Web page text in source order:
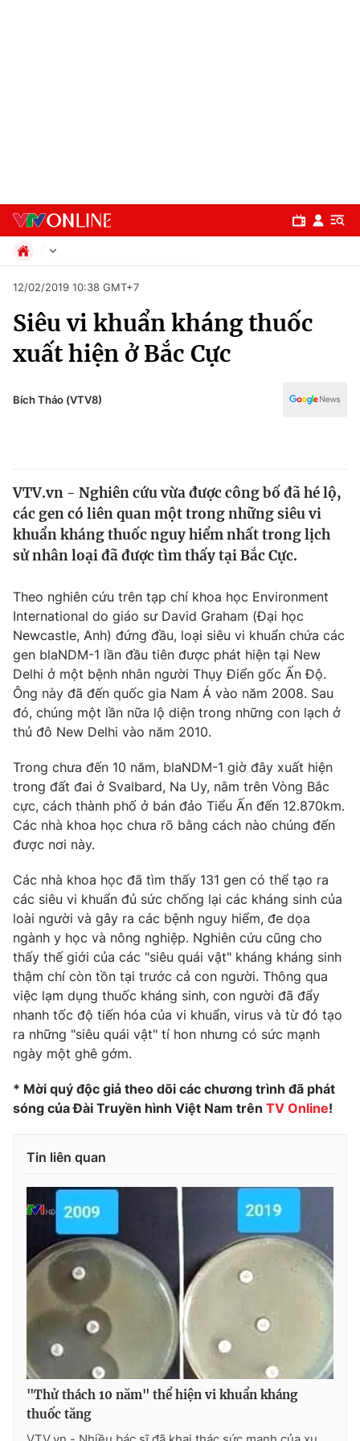
Chuyên mục
Chính trị
Y tế
Thế giới
Thế giới đó đây
Câu chuyện quốc tế
Kinh tế
Tài chính
Thị trường
Góc doanh nghiệp
Dữ liệu và đời sống
Truyền hình
Phim VTV
Nhân vật
Khán giả
Giải sao mai
Giải trí
Điện ảnh
Âm nhạc
Sao
Đời sống
Du lịch
Làm đẹp
Chất lượng cuộc sống
Giáo dục
Học trực tuyến
Công nghệ
Hitech Công nghệ tương lai
Sản phẩm
Thị trường
Tư vấn
Giao lưu trực tuyến
Lịch phát sóng
Chuyên mục khác
Emagazine
Photo Infographic
Video
VTV Money VTV Thể thao
VTV Sức khoẻ Bất động sản
Thị trường 24h Tấm lòng Việt
VTV4 Vươn mình bằng AI
VTV9 VTV8
Liên hệ tòa soạn English
Xã hội
Pháp luật
Kinh tế
Thể thao
Văn hóa - Giải trí
Giáo dục
12/02/2019 10:38 GMT+7
Siêu vi khuẩn kháng thuốc
xuất hiện ở Bắc Cực
Bích Thảo (VTV8)
VTV.vn - Nghiên cứu vừa được công bố đã hé lộ,
các gen có liên quan một trong những siêu vi
khuẩn kháng thuốc nguy hiểm nhất trong lịch
sử nhân loại đã được tìm thấy tại Bắc Cực.
Theo nghiên cứu trên tạp chí khoa học Environment
International do giáo sư David Graham (Đại học
Newcastle, Anh) đứng đầu, loại siêu vi khuẩn chứa các
gen blaNDM-1 lần đầu tiên được phát hiện tại New
Delhi ở một bệnh nhân người Thụy Điển gốc Ấn Độ.
Ông này đã đến quốc gia Nam Á vào năm 2008. Sau
đó, chúng một lần nữa lộ diện trong những con lạch ở
thủ đô New Delhi vào năm 2010.
Trong chưa đến 10 năm, blaNDM-1 giờ đây xuất hiện
trong đất đai ở Svalbard, Na Uy, nằm trên Vòng Bắc
cực, cách thành phố ở bán đảo Tiểu Ấn đến 12.870km.
Các nhà khoa học chưa rõ bằng cách nào chúng đến
được nơi này.
Các nhà khoa học đã tìm thấy 131 gen có thể tạo ra
các siêu vi khuẩn đủ sức chống lại các kháng sinh của
loài người và gây ra các bệnh nguy hiểm, đe dọa
ngành y học và nông nghiệp. Nghiên cứu cũng cho
thấy thế giới của các "siêu quái vật" kháng kháng sinh
thậm chí còn tồn tại trước cả con người. Thông qua
việc lạm dụng thuốc kháng sinh, con người đã đẩy
nhanh tốc độ tiến hóa của vi khuẩn, virus và từ đó tạo
ra những "siêu quái vật" tí hon nhưng có sức mạnh
ngày một ghê gớm.
* Mời quý độc giả theo dõi các chương trình đã phát
sóng của Đài Truyền hình Việt Nam trên TV Online!
Tin liên quan
"Thử thách 10 năm" thể hiện vi khuẩn kháng
thuốc tăng